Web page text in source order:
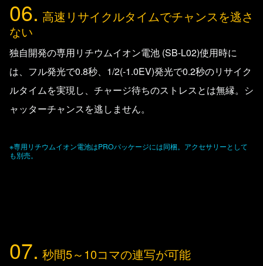
06. 高速リサイクルタイムでチャンスを逃さ
ない
独自開発の専用リチウムイオン電池 (SB-L02)使用時に
は、フル発光で0.8秒、1/2(-1.0EV)発光で0.2秒のリサイク
ルタイムを実現し、チャージ待ちのストレスとは無縁。シ
ャッターチャンスを逃しません。
※専用リチウムイオン電池はPROパッケージには同梱。アクセサリーとして
も別売。
07. 秒間5～10コマの連写が可能